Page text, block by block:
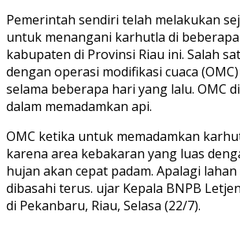
Pemerintah sendiri telah melakukan
untuk menangani karhutla di
kabupaten di Provinsi Riau ini. Salah
dengan operasi modifikasi cuaca
selama beberapa hari yang lalu. OMC
dalam memadamkan api.
OMC ketika untuk memadamkan
karena area kebakaran yang luas
hujan akan cepat padam. Apalagi
dibasahi terus. ujar Kepala BNPB
di Pekanbaru, Riau, Selasa (22/7).